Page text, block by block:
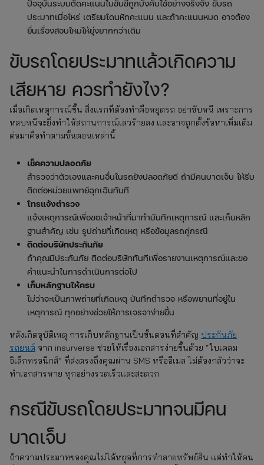
ปัจจุบันระบบตัดคะแนนใบขับขี่ถูกบังคับใช้อย่างจริงจัง ขับรถ
ประมาทเมื่อไหร่ เตรียมโดนหักคะแนน และถ้าคะแนนหมด อาจต้อง
ยื่นเรื่องสอบใหม่ให้ยุ่งยากกว่าเดิม
ขับรถโดยประมาทแล้วเกิดความ
เสียหาย ควรทำยังไง?
เมื่อเกิดเหตุการณ์ขึ้น สิ่งแรกที่ต้องทำคือหยุดรถ อย่าขับหนี เพราะการ
หลบหนีจะยิ่งทำให้สถานการณ์เลวร้ายลง และอาจถูกตั้งข้อหาเพิ่มเติม
ต่อมาคือทำตามขั้นตอนเหล่านี้
เช็คความปลอดภัย
สำรวจว่าตัวเองและคนอื่นในรถยังปลอดภัยดี ถ้ามีคนบาดเจ็บ ให้รีบ
ติดต่อหน่วยแพทย์ฉุกเฉินทันที
โทรแจ้งตำรวจ
แจ้งเหตุการณ์เพื่อขอเจ้าหน้าที่มาทำบันทึกเหตุการณ์ และเก็บหลัก
ฐานสำคัญ เช่น รูปถ่ายที่เกิดเหตุ หรือข้อมูลรถคู่กรณี
ติดต่อบริษัทประกันภัย
ถ้าคุณมีประกันภัย ติดต่อบริษัททันทีเพื่อรายงานเหตุการณ์และขอ
คำแนะนำในการดำเนินการต่อไป
เก็บหลักฐานให้ครบ
ไม่ว่าจะเป็นภาพถ่ายที่เกิดเหตุ บันทึกตำรวจ หรือพยานที่อยู่ใน
เหตุการณ์ ทุกอย่างช่วยให้การเจรจาง่ายขึ้น
หลังเกิดอุบัติเหตุ การเก็บหลักฐานเป็นขั้นตอนที่สำคัญ ประกันภัย
รถยนต์ จาก insurverse ช่วยให้เรื่องเอกสารง่ายขึ้นด้วย “ใบเคลม
อิเล็กทรอนิกส์” ที่ส่งตรงถึงคุณผ่าน SMS หรืออีเมล ไม่ต้องกลัวว่าจะ
ทำเอกสารหาย ทุกอย่างรวดเร็วและสะดวก
กรณีขับรถโดยประมาทจนมีคน
บาดเจ็บ
ถ้าความประมาทของคุณไม่ได้หยุดที่การทำลายทรัพย์สิน แต่ทำให้คน